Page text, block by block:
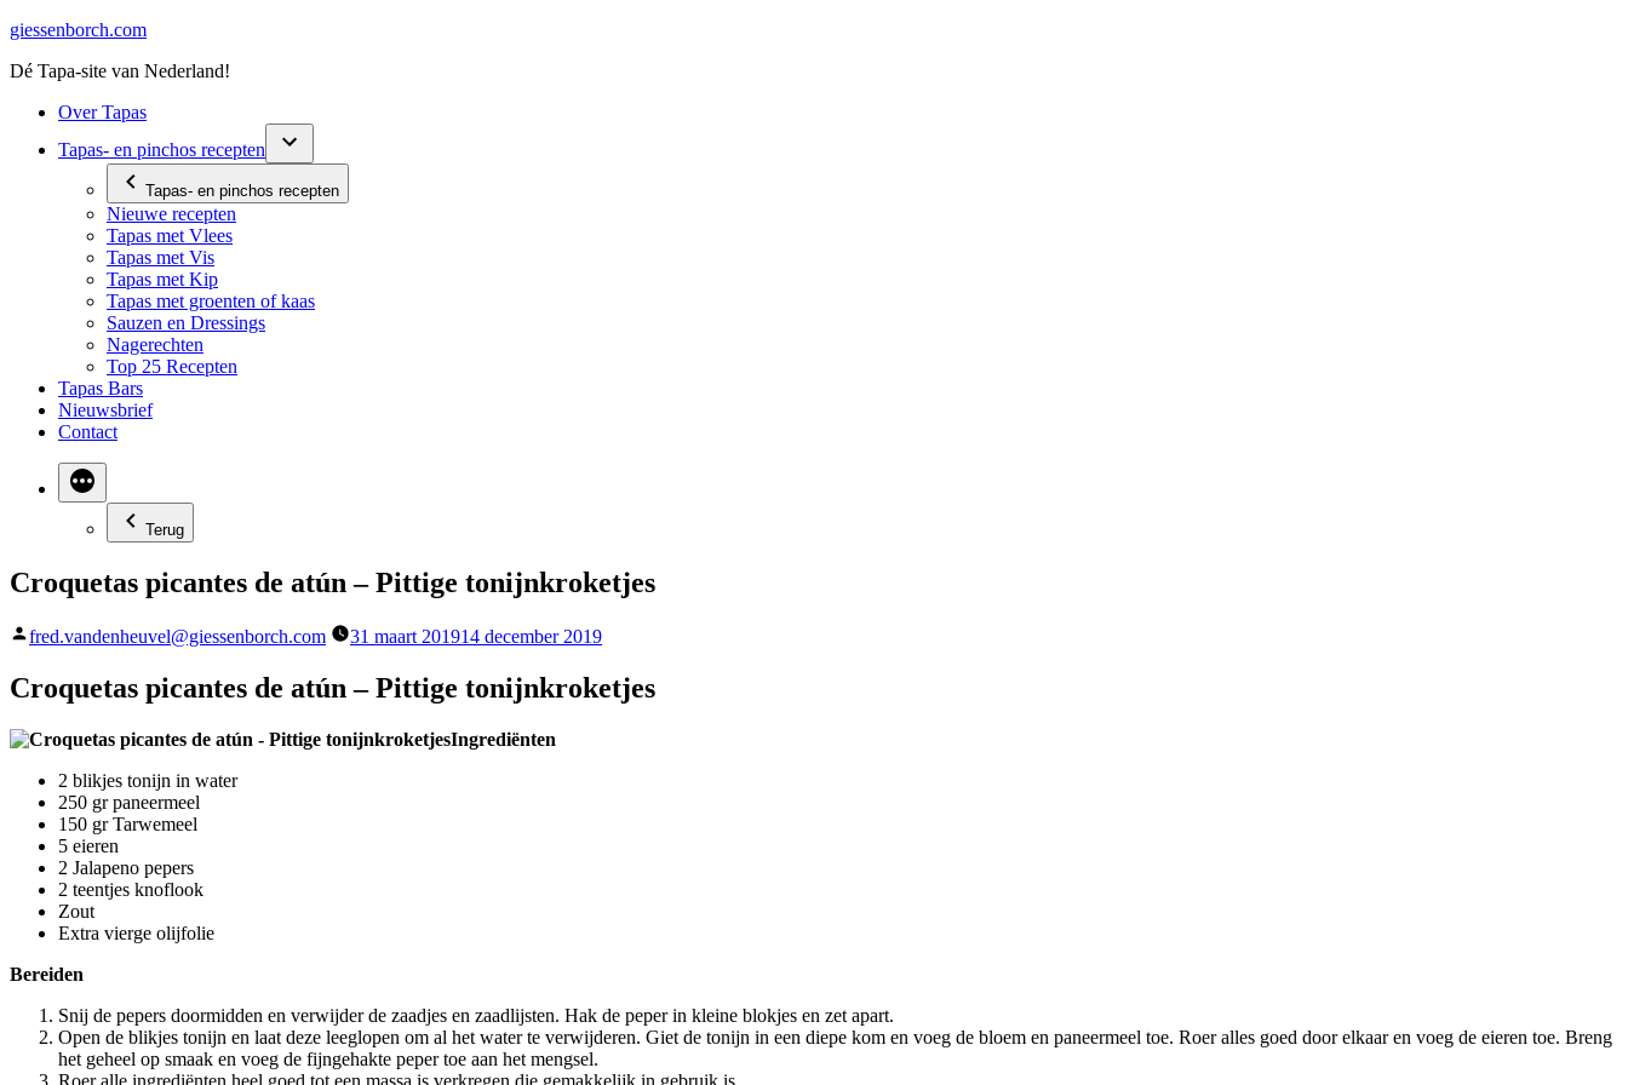
Ga
de
giessenborch.com
Dé Tapa-site van Nederland!
Over Tapas
Tapas- en pinchos recepten
Tapas- en pinchos recepten
Nieuwe recepten
Tapas met Vlees
Tapas met Vis
Tapas met Kip
Tapas met groenten of kaas
Sauzen en Dressings
Nagerechten
Top 25 Recepten
Tapas Bars
Nieuwsbrief
Contact
Terug
Croquetas picantes de atún – Pittige tonijnkroketjes
Geplaatst
fred.vandenheuvel@giessenborch.com 31 maart 201914 december 2019
Croquetas picantes de atún – Pittige tonijnkroketjes
Ingrediënten
2 blikjes tonijn in water
250 gr paneermeel
150 gr Tarwemeel
5 eieren
2 Jalapeno pepers
2 teentjes knoflook
Zout
Extra vierge olijfolie
Bereiden
Snij de pepers doormidden en verwijder de zaadjes en zaadlijsten. Hak de peper in kleine blokjes en zet apart.
Open de blikjes tonijn en laat deze leeglopen om al het water te verwijderen. Giet de tonijn in een diepe kom en voeg de bloem en paneermeel toe. Roer alles goed door elkaar en voeg de eieren toe. Breng
het geheel op smaak en voeg de fijngehakte peper toe aan het mengsel.
Roer alle ingrediënten heel goed tot een massa is verkregen die gemakkelijk in gebruik is.